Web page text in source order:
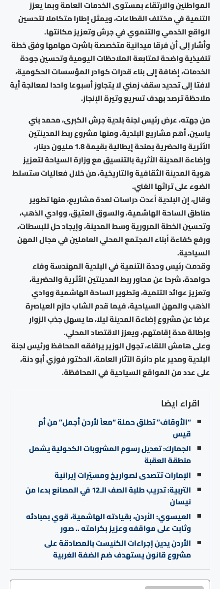
المواطنين والارتقاء بمستوى الخدمات العامة وبما يعزز
التنمية في مختلف القطاعات، ويمثل إطارا متكاملا لتحسين
الواقع الخدمي والتنموي في جرش وتعزيز مكانتها.
وأشار إلى أن فرقا ميدانية متخصصة باشرت مهامها وفق خطة
تنفيذية واضحة لمتابعة الملاحظات اليومية وتحسين جودة
الخدمات، إضافة إلى بناء قدرات كوادر المؤسسات الحكومية،
لافتا إلى تحديد سقف زمني لا يتجاوز أسبوعا واحدا لمعالجة أية
ملاحظة ترصد بهدف تسريع وتيرة الإنجاز.
من جهته، عرض رئيس لجنة بلدية جرش الكبرى، محمد بني
ياسين، أهم مشاريع البلدية، ومنها مشروع ربط المدينتين
الأثرية والحضرية بمنحة إيطالية بقيمة 1.8 مليون دينار،
وإضاءة المدينة الأثرية بالتنسيق مع وزارة السياحة لتعزيز
هوية المدينة الثقافية والتاريخية، من خلال فعاليات ستسلط
الضوء على تراثها الغني.
وقال، إن البلدية أعدت دراسات لعدة مشاريع، منها تطوير
مناطق الساحة الهاشمية، والسوق العتيق، ووادي الذهب،
وتحسين الخطة المرورية وسط المدينة، وإيجاد حل للبسطات،
ورفع كفاءة أبناء المجتمع المحلي العاملين في مجال المهن
السياحية.
وقدمت رئيس وحدة التنمية في البلدية المهندسة وفاء
حوامدة، شرحا عن محاور ربط المدينتين الأثرية والحضرية،
وتعزيز عوائد التنمية، وتطوير الساحة الهاشمية ووادي
الذهب والمهن السياحية، فيما قدم الشاب حازم العياصرة
عرضا عن مشروع إضاءة المدينة ليلا، ما يسهل جذب الزوار
وإطالة مدة إقامتهم، ويعزز الاقتصاد المحلي.
وعلى هامش اللقاء، تجول الوزير يرافقه المحافظ ورئيس لجنة
البلدية ومدير عام دائرة الآثار العامة، الدكتور فوزي أبو دنة،
على عدد من المواقع السياحية في المحافظة.
اقراء ايضا
“الأوقاف” تطلق حملة “معاً لأردن أجمل” من أم
قيس
الجمارك: تعديل رسوم المشروبات الكحولية يشمل
منطقة العقبة
الإمارات تتصدى لصواريخ ومسيّرات إيرانية
التربية: تدريب طلبة الصف الـ12 في المصانع بدءا من
نيسان
العيسوي: الأردن، بقيادته الهاشمية، قوي بمبادئه
وثابت على مواقفه وعزيز بكرامته .. صور
الأردن يدين إجراءات الكنيست بالمصادقة على
مشروع قانون يستهدف ضم الضفة الغربية